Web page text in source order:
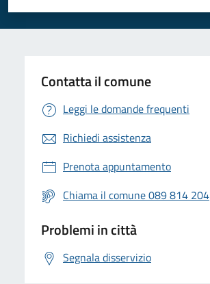
Valuta 5 stelle su 5
Valuta 4 stelle su 5
Valuta 3 stelle su 5
Valuta 2 stelle su 5
Valuta 1 stelle su 5
Contatta il comune
Leggi le domande frequenti
Richiedi assistenza
Prenota appuntamento
Chiama il comune 089 814 204
Problemi in città
Segnala disservizio